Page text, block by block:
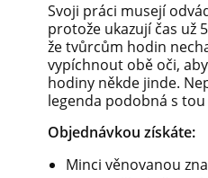
Svoji práci musejí
protože ukazují čas už
že tvůrcům hodin
vypíchnout obě oči,
hodiny někde jinde.
legenda podobná s
Objednávkou získáte:
Minci věnovanou